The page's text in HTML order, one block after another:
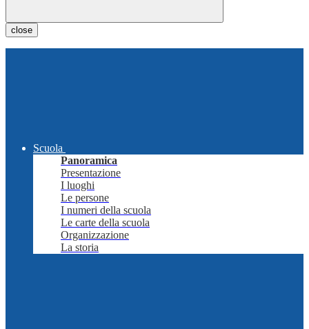
close
Scuola
Panoramica
Presentazione
I luoghi
Le persone
I numeri della scuola
Le carte della scuola
Organizzazione
La storia